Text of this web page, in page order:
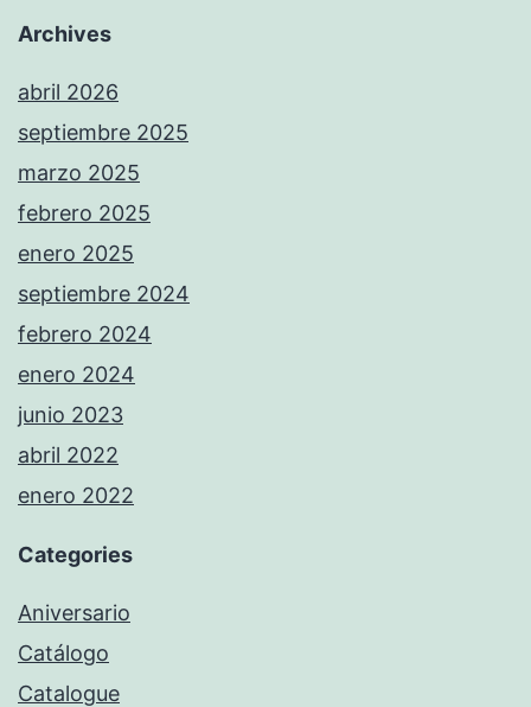
Archives
abril 2026
septiembre 2025
marzo 2025
febrero 2025
enero 2025
septiembre 2024
febrero 2024
enero 2024
junio 2023
abril 2022
enero 2022
Categories
Aniversario
Catálogo
Catalogue